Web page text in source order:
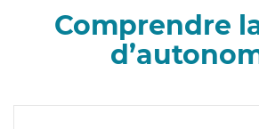
Comprendre